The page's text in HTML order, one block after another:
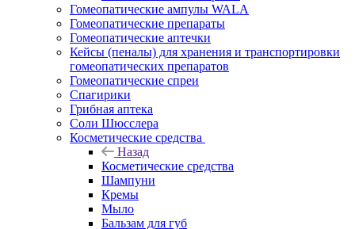
Гомеопатические ампулы WALA
Гомеопатические препараты
Гомеопатические аптечки
Кейсы (пеналы) для хранения и транспортировки
гомеопатических препаратов
Гомеопатические спреи
Спагирики
Грибная аптека
Соли Шюсслера
Косметические средства
Назад
Косметические средства
Шампуни
Кремы
Мыло
Бальзам для губ